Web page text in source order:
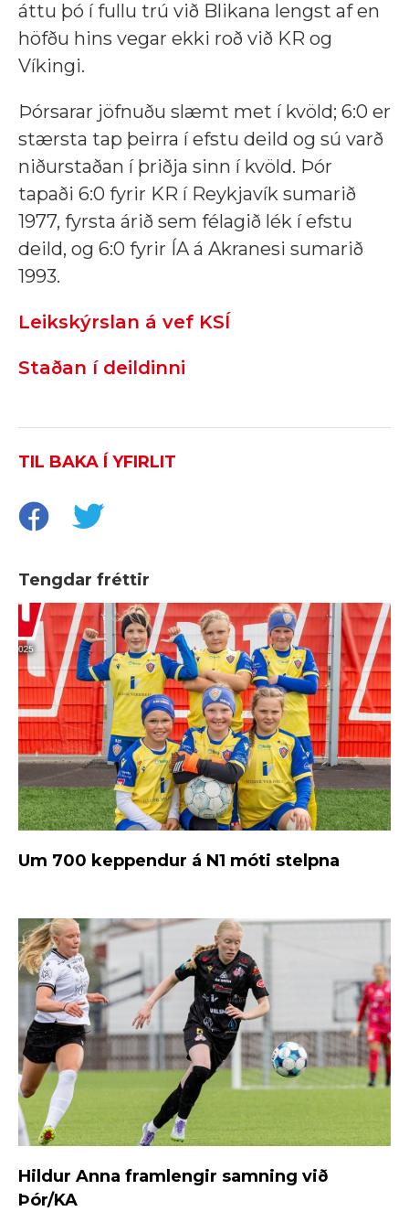
áttu þó í fullu trú við Blikana lengst af en
höfðu hins vegar ekki roð við KR og
Víkingi.
Þórsarar jöfnuðu slæmt met í kvöld; 6:0 er
stærsta tap þeirra í efstu deild og sú varð
niðurstaðan í þriðja sinn í kvöld. Þór
tapaði 6:0 fyrir KR í Reykjavík sumarið
1977, fyrsta árið sem félagið lék í efstu
deild, og 6:0 fyrir ÍA á Akranesi sumarið
1993.
Leikskýrslan á vef KSÍ
Staðan í deildinni
TIL BAKA Í YFIRLIT
Tengdar fréttir
Um 700 keppendur á N1 móti stelpna
Hildur Anna framlengir samning við
Þór/KA